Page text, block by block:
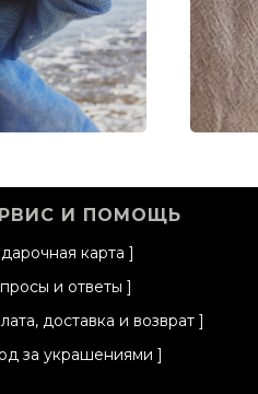
И ПОМОЩЬ
карта ]
и ответы ]
доставка и возврат ]
за украшениями ]